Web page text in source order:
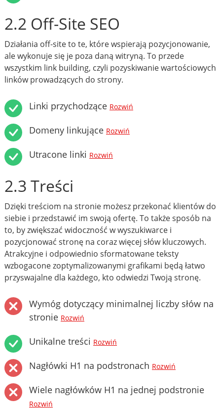
2.2 Off-Site SEO
Działania off-site to te, które wspierają pozycjonowanie,
ale wykonuje się je poza daną witryną. To przede
wszystkim link building, czyli pozyskiwanie wartościowych
linków prowadzących do strony.
Linki przychodzące Rozwiń
Domeny linkujące Rozwiń
Utracone linki Rozwiń
2.3 Treści
Dzięki treściom na stronie możesz przekonać klientów do
siebie i przedstawić im swoją ofertę. To także sposób na
to, by zwiększać widoczność w wyszukiwarce i
pozycjonować stronę na coraz więcej słów kluczowych.
Atrakcyjne i odpowiednio sformatowane teksty
wzbogacone zoptymalizowanymi grafikami będą łatwo
przyswajalne dla każdego, kto odwiedzi Twoją stronę.
Wymóg dotyczący minimalnej liczby słów na
stronie Rozwiń
Unikalne treści Rozwiń
Nagłówki H1 na podstronach Rozwiń
Wiele nagłówków H1 na jednej podstronie
Rozwiń